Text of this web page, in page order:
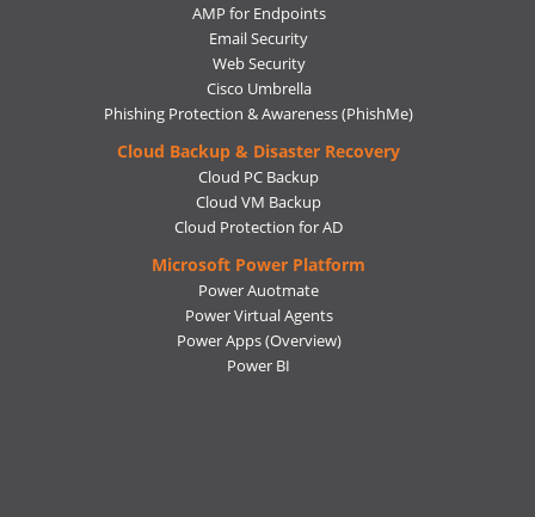
AMP for Endpoints
Email Security
Web Security
Cisco Umbrella
Phishing Protection & Awareness (PhishMe)
Cloud Backup & Disaster Recovery
Cloud PC Backup
Cloud VM Backup
Cloud Protection for AD
Microsoft Power Platform
Power Auotmate
Power Virtual Agents
Power Apps(Overview)
Power BI